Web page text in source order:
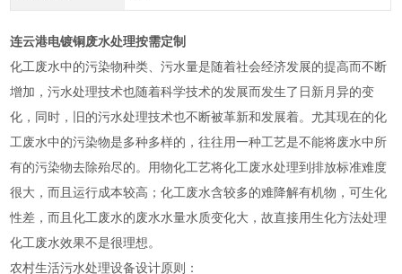
连云港电镀铜废水处理按需定制
化工废水中的污染物种类、污水量是随着社会经济发展的提高而不断
增加，污水处理技术也随着科学技术的发展而发生了日新月异的变
化，同时，旧的污水处理技术也不断被革新和发展着。尤其现在的化
工废水中的污染物是多种多样的，往往用一种工艺是不能将废水中所
有的污染物去除殆尽的。用物化工艺将化工废水处理到排放标准难度
很大，而且运行成本较高；化工废水含较多的难降解有机物，可生化
性差，而且化工废水的废水水量水质变化大，故直接用生化方法处理
化工废水效果不是很理想。
农村生活污水处理设备设计原则：